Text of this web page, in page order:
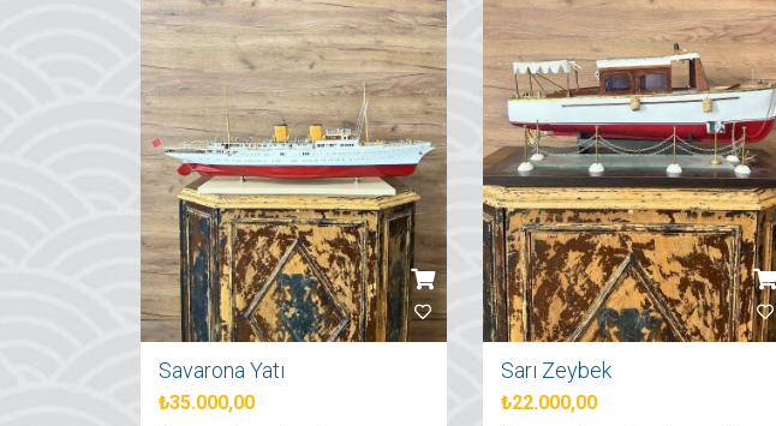
Savarona Yatı
₺35.000,00
Sarı Zeybek
₺22.000,00